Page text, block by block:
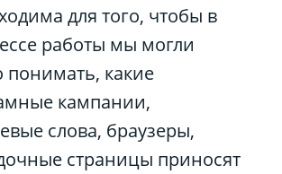
для того, чтобы в
работы мы могли
понимать, какие
кампании,
слова, браузеры,
страницы приносят